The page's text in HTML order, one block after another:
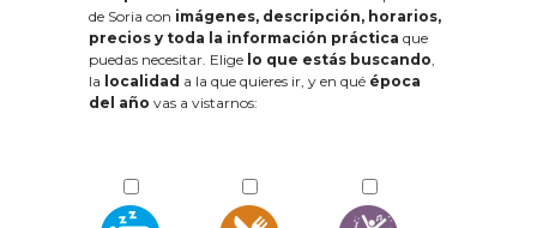
de Soria con imágenes, descripción, horarios,
precios y toda la información práctica que
puedas necesitar. Elige lo que estás buscando,
la localidad a la que quieres ir, y en qué época
del año vas a vistarnos: